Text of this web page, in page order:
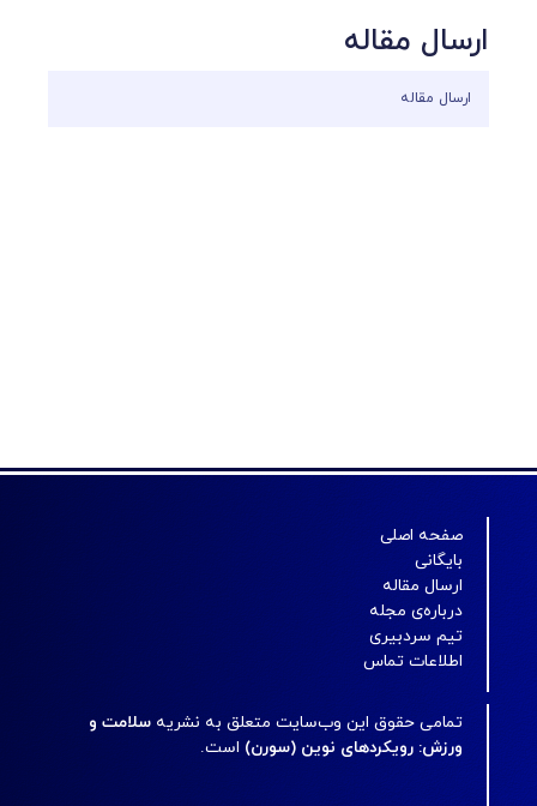
ارسال مقاله
ارسال مقاله
صفحه اصلی
بایگانی
ارسال مقاله
درباره‌ی مجله
تیم سردبیری
اطلاعات تماس
تمامی حقوق این وب‌سایت متعلق به نشریه سلامت و
ورزش: رویکردهای نوین (سورن) است.